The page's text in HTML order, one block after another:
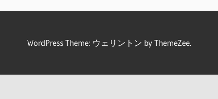
WordPress Theme: ウェリントン by ThemeZee.